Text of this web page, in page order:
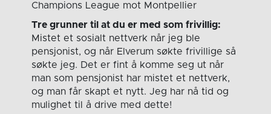
Champions League mot Montpellier
Tre grunner til at du er med som frivillig:
Mistet et sosialt nettverk når jeg ble
pensjonist, og når Elverum søkte frivillige så
søkte jeg. Det er fint å komme seg ut når
man som pensjonist har mistet et nettverk,
og man får skapt et nytt. Jeg har nå tid og
mulighet til å drive med dette!